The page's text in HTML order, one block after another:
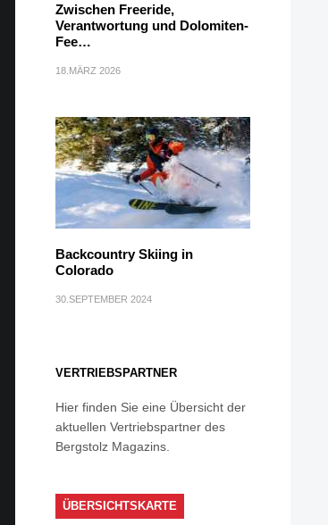
Zwischen Freeride,
Verantwortung und Dolomiten-
Fee…
18.MÄRZ 2026
Backcountry Skiing in
Colorado
30.SEPTEMBER 2024
VERTRIEBSPARTNER
Hier finden Sie eine Übersicht der
aktuellen Vertriebspartner des
Bergstolz Magazins.
ÜBERSICHTSKARTE